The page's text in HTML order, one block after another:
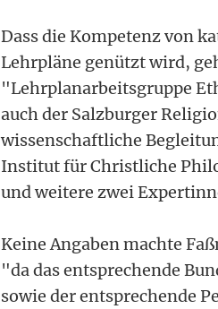
Dass die Kompetenz von
Lehrpläne genützt wird,
"Lehrplanarbeitsgruppe
auch der Salzburger
wissenschaftliche
Institut für Christliche
und weitere zwei
Keine Angaben machte
"da das entsprechende
sowie der entsprechende